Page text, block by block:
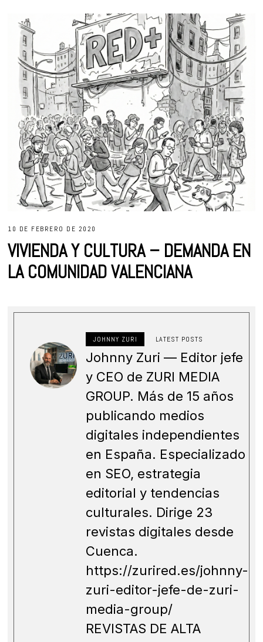
VIVIENDA Y CULTURA – DEMANDA EN
LA COMUNIDAD VALENCIANA
Johnny Zuri — Editor jefe
y CEO de ZURI MEDIA
GROUP. Más de 15 años
publicando medios
digitales independientes
en España. Especializado
en SEO, estrategia
editorial y tendencias
culturales. Dirige 23
revistas digitales desde
Cuenca.
https://zurired.es/johnny-
zuri-editor-jefe-de-zuri-
media-group/
REVISTAS DE ALTA
AUTORIDAD Y